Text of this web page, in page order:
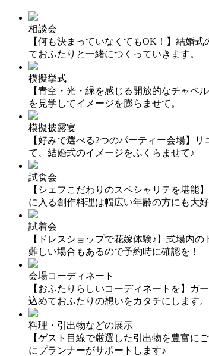
相談会
【何も決まっていなくてもOK！】結婚
ておふたりと一緒につくっていきます。
模擬挙式
【青空・光・緑を感じる開放的なチャペ
を見学してイメージを膨らませて。
模擬披露宴
【好みで選べる2つのパーティー会場】
て、結婚式のイメージをふくらませて♪
試食会
【シェフこだわりのスペシャリテを堪能
に入る創作料理は幅広い年齢の方にも大
試着会
【ドレスショップで花嫁体験♪】式場内
難しい場合もあるので予約時に確認を！
会場コーディネート
【おふたりらしいコーディネートを】ガ
込めておふたりの想いをカタチにします。
料理・引出物などの展示
【ゲスト目線で厳選した引出物を豊富に
にプランナーがサポートします♪